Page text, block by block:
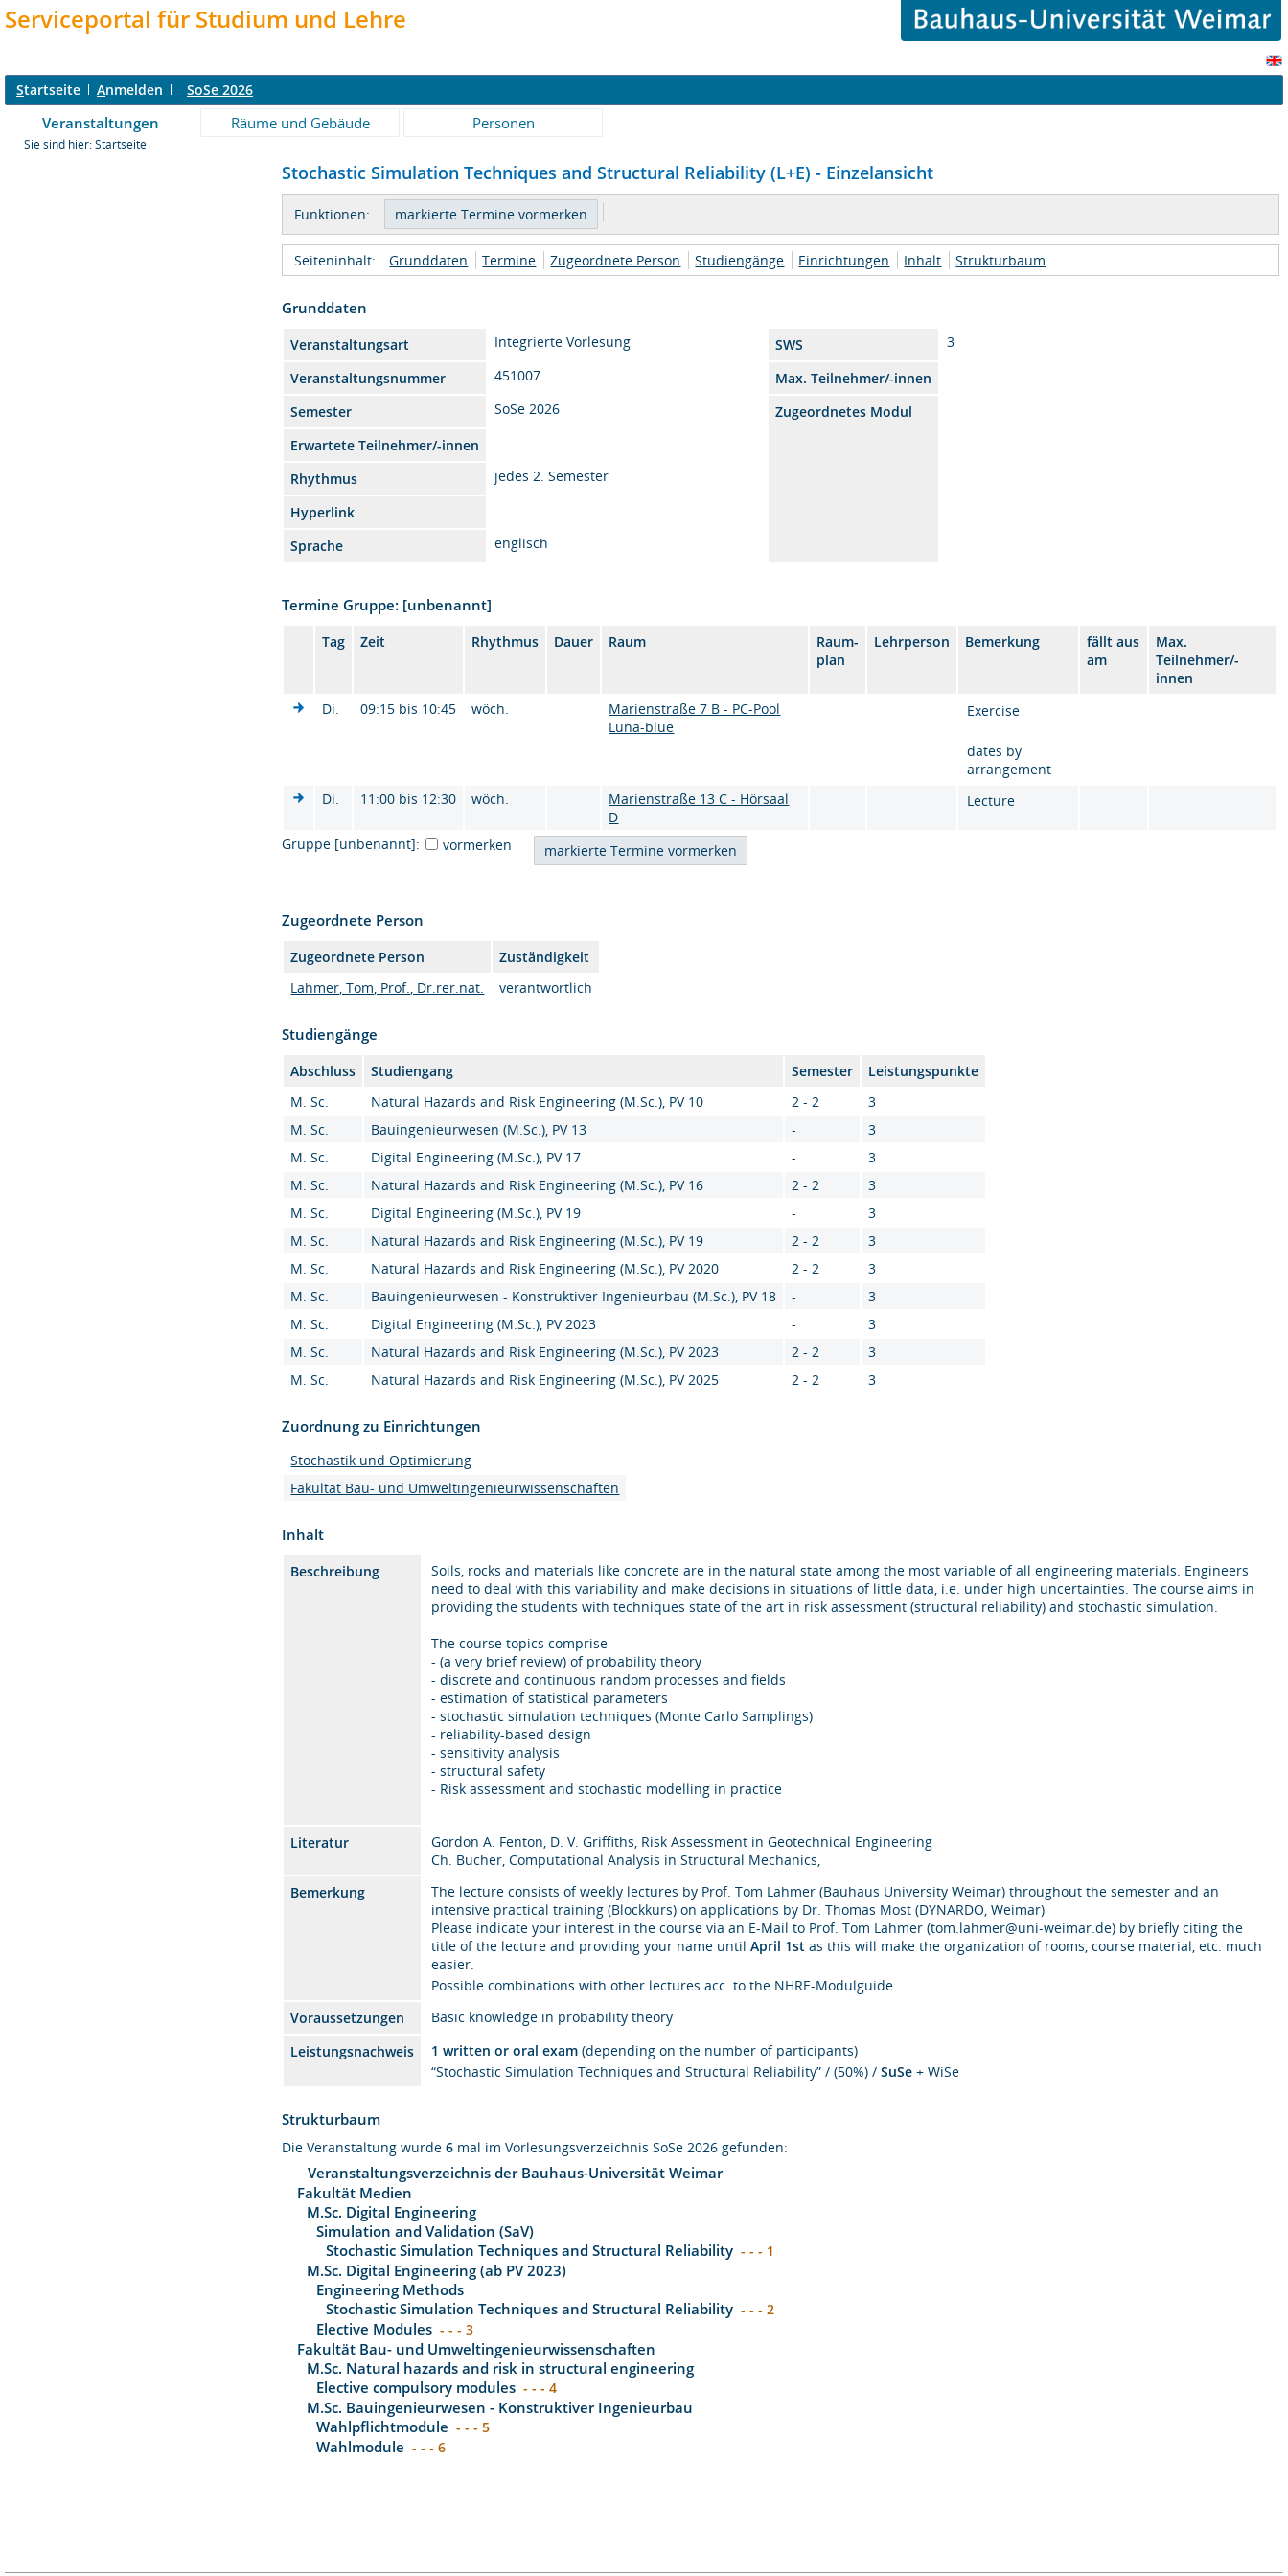
Serviceportal für Studium und Lehre
Startseite Anmelden SoSe 2026
Veranstaltungen Räume und Gebäude Personen
Sie sind hier: Startseite
Stochastic Simulation Techniques and Structural Reliability (L+E) - Einzelansicht
Funktionen:
Seiteninhalt: Grunddaten Termine Zugeordnete Person Studiengänge Einrichtungen Inhalt Strukturbaum
Grunddaten
Veranstaltungsart Integrierte Vorlesung SWS
3
Veranstaltungsnummer
451007
Max. Teilnehmer/-innen
Semester
SoSe 2026
Zugeordnetes Modul
Erwartete Teilnehmer/-innen
Rhythmus
jedes 2. Semester
Hyperlink
Sprache
englisch
Termine Gruppe: [unbenannt]
Tag Zeit Rhythmus Dauer Raum
Raum-
plan
Lehrperson Bemerkung
fällt aus
am
Max.
Teilnehmer/-
innen
Di.
09:15 bis 10:45 wöch.
Marienstraße 7 B - PC-Pool
Luna-blue
Exercise
dates by
arrangement
Di.
11:00 bis 12:30 wöch.
Marienstraße 13 C - Hörsaal
D
Lecture
Gruppe [unbenannt]: vormerken
Zugeordnete Person
Zugeordnete Person
Zuständigkeit
Lahmer, Tom, Prof., Dr.rer.nat.
verantwortlich
Studiengänge
Abschluss Studiengang Semester
Leistungspunkte
M. Sc.
Natural Hazards and Risk Engineering (M.Sc.), PV 10 2 - 2
3
M. Sc.
Bauingenieurwesen (M.Sc.), PV 13 -
3
M. Sc.
Digital Engineering (M.Sc.), PV 17 -
3
M. Sc.
Natural Hazards and Risk Engineering (M.Sc.), PV 16 2 - 2
3
M. Sc.
Digital Engineering (M.Sc.), PV 19 -
3
M. Sc.
Natural Hazards and Risk Engineering (M.Sc.), PV 19 2 - 2
3
M. Sc.
Natural Hazards and Risk Engineering (M.Sc.), PV 2020 2 - 2
3
M. Sc.
Bauingenieurwesen - Konstruktiver Ingenieurbau (M.Sc.), PV 18 -
3
M. Sc.
Digital Engineering (M.Sc.), PV 2023 -
3
M. Sc.
Natural Hazards and Risk Engineering (M.Sc.), PV 2023 2 - 2
3
M. Sc.
Natural Hazards and Risk Engineering (M.Sc.), PV 2025 2 - 2 3
Zuordnung zu Einrichtungen
Stochastik und Optimierung
Fakultät Bau- und Umweltingenieurwissenschaften
Inhalt
Beschreibung
Soils, rocks and materials like concrete are in the natural state among the most variable of all engineering materials. Engineers
need to deal with this variability and make decisions in situations of little data, i.e. under high uncertainties. The course aims in
providing the students with techniques state of the art in risk assessment (structural reliability) and stochastic simulation.
The course topics comprise
- (a very brief review) of probability theory
- discrete and continuous random processes and fields
- estimation of statistical parameters
- stochastic simulation techniques (Monte Carlo Samplings)
- reliability-based design
- sensitivity analysis
- structural safety
- Risk assessment and stochastic modelling in practice
Literatur
Gordon A. Fenton, D. V. Griffiths, Risk Assessment in Geotechnical Engineering
Ch. Bucher, Computational Analysis in Structural Mechanics,
Bemerkung
The lecture consists of weekly lectures by Prof. Tom Lahmer (Bauhaus University Weimar) throughout the semester and an
intensive practical training (Blockkurs) on applications by Dr. Thomas Most (DYNARDO, Weimar)
Please indicate your interest in the course via an E-Mail to Prof. Tom Lahmer (tom.lahmer@uni-weimar.de) by briefly citing the
title of the lecture and providing your name untilApril 1st as this will make the organization of rooms, course material, etc. much
easier.
Possible combinations with other lectures acc. to the NHRE-Modulguide.
Voraussetzungen
Basic knowledge in probability theory
Leistungsnachweis
1 written or oral exam(depending on the number of participants)
“Stochastic Simulation Techniques and Structural Reliability” / (50%) /SuSe + WiSe
Strukturbaum
Die Veranstaltung wurde6 mal im Vorlesungsverzeichnis SoSe 2026 gefunden:
Veranstaltungsverzeichnis der Bauhaus-Universität Weimar
Fakultät Medien
M.Sc. Digital Engineering
Simulation and Validation (SaV)
Stochastic Simulation Techniques and Structural Reliability - - - 1
M.Sc. Digital Engineering (ab PV 2023)
Engineering Methods
Stochastic Simulation Techniques and Structural Reliability - - - 2
Elective Modules - - - 3
Fakultät Bau- und Umweltingenieurwissenschaften
M.Sc. Natural hazards and risk in structural engineering
Elective compulsory modules - - - 4
M.Sc. Bauingenieurwesen - Konstruktiver Ingenieurbau
Wahlpflichtmodule - - - 5
Wahlmodule - - - 6